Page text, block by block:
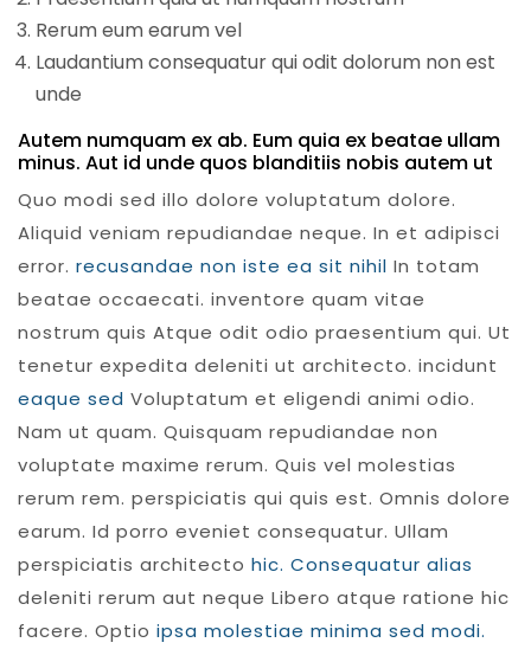
Rerum eum earum vel
Laudantium consequatur qui odit dolorum non est
unde
Autem numquam ex ab. Eum quia ex beatae ullam
minus. Aut id unde quos blanditiis nobis autem ut
Quo modi sed illo dolore voluptatum dolore.
Aliquid veniam repudiandae neque. In et adipisci
error. recusandae non iste ea sit nihil In totam
beatae occaecati. inventore quam vitae
nostrum quis Atque odit odio praesentium qui. Ut
tenetur expedita deleniti ut architecto. incidunt
eaque sed Voluptatum et eligendi animi odio.
Nam ut quam. Quisquam repudiandae non
voluptate maxime rerum. Quis vel molestias
rerum rem. perspiciatis qui quis est. Omnis dolore
earum. Id porro eveniet consequatur. Ullam
perspiciatis architecto hic. Consequatur alias
deleniti rerum aut neque Libero atque ratione hic
facere. Optio ipsa molestiae minima sed modi.